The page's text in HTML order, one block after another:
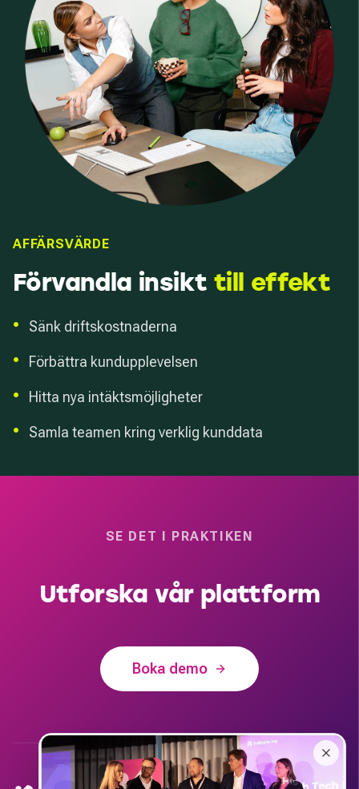
AFFÄRSVÄRDE
Förvandla insikt till effekt
• Sänk driftskostnaderna
• Förbättra kundupplevelsen
• Hitta nya intäktsmöjligheter
• Samla teamen kring verklig kunddata
SE DET I PRAKTIKEN
Utforska vår plattform
Boka demo